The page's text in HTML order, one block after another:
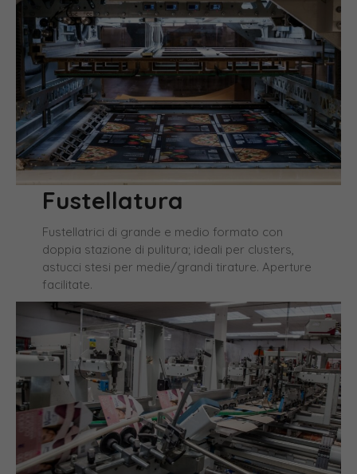
Fustellatura
Fustellatrici di grande e medio formato con
doppia stazione di pulitura; ideali per clusters,
astucci stesi per medie/grandi tirature. Aperture
facilitate.